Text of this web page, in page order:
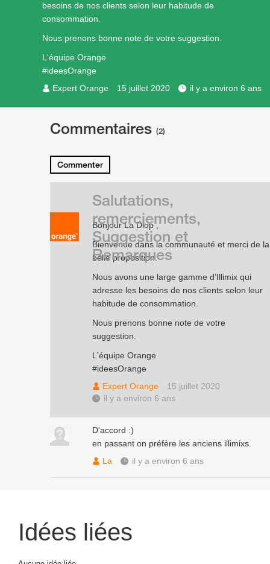
besoins de nos clients selon leur habitude de
consommation.
Nous prenons bonne note de votre suggestion.
L'équipe Orange
#ideesOrange
Expert Orange
15 juillet 2020 il y a environ 6 ans
Commentaires (2)
Commenter
Bonjour La Diop ,
Bienvenue dans la communauté et merci de la
belle proposition.
Nous avons une large gamme d’Illimix qui
adresse les besoins de nos clients selon leur
habitude de consommation.
Nous prenons bonne note de votre
suggestion.
L'équipe Orange
#ideesOrange
Expert Orange
15 juillet 2020
il y a environ 6 ans
Salutations,
remerciements,
Suggestion et
Remarques
D'accord :)
en passant on préfère les anciens illimixs.
La
il y a environ 6 ans
Idées liées